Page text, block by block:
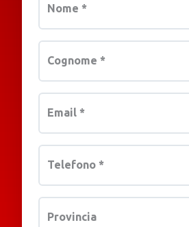
Nome *
Cognome *
Email *
Telefono *
Provincia